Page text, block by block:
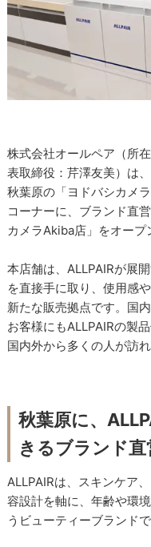
株式会社オールペア（所
表取締役：芹澤友美）は
秋葉原の「ヨドバシカメ
コーナーに、ブランド直
カメラAkiba店」をオープ
本店舗は、ALLPAIRが展
を直接手に取り、使用感
新たな販売拠点です。国
お客様にもALLPAIRの製
国内外から多くの人が訪
秋葉原に、
きるブランド
ALLPAIRは、スキンケア
容設計を軸に、年齢や環
うビューティーブランドで